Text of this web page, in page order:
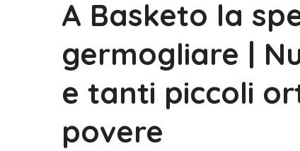
A Basketo la
germogliare |
e tanti piccoli
povere